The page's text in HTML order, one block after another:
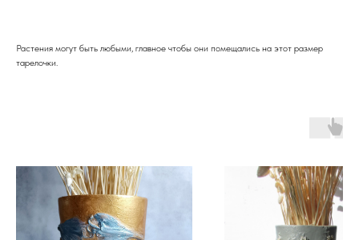
Растения могут быть любыми, главное чтобы они помещались на этот размер
тарелочки.